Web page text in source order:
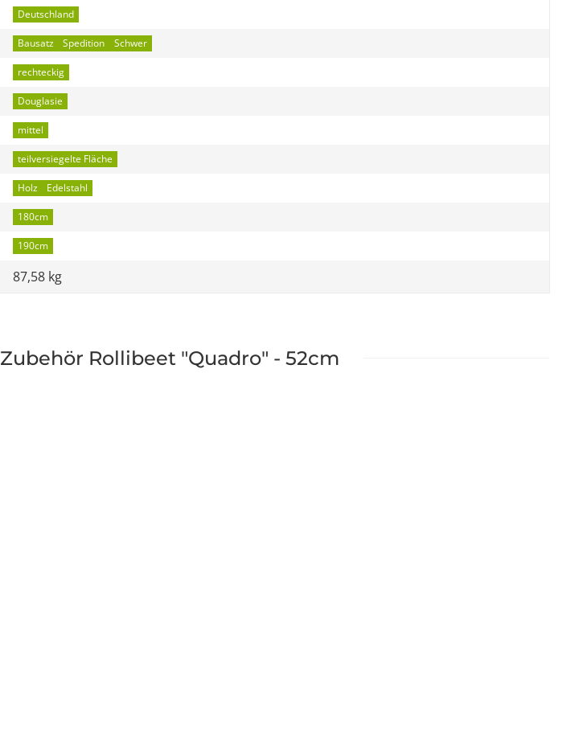
Deutschland
Bausatz Spedition Schwer
rechteckig
Douglasie
mittel
teilversiegelte Fläche
Holz Edelstahl
180cm
190cm
87,58 kg
Zubehör Rollibeet "Quadro" - 52cm